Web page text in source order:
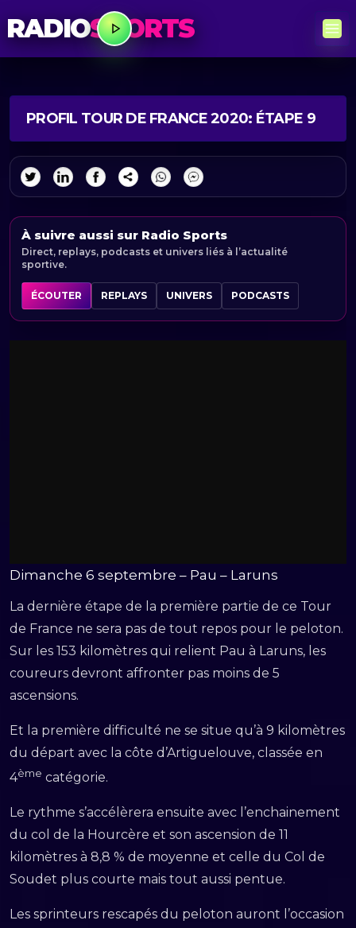
RADIOSPORTS
PROFIL TOUR DE FRANCE 2020: ÉTAPE 9
À suivre aussi sur Radio Sports
Direct, replays, podcasts et univers liés à l’actualité
sportive.
ÉCOUTER REPLAYS UNIVERS PODCASTS
Dimanche 6 septembre – Pau – Laruns
La dernière étape de la première partie de ce Tour
de France ne sera pas de tout repos pour le peloton.
Sur les 153 kilomètres qui relient Pau à Laruns, les
coureurs devront affronter pas moins de 5
ascensions.
Et la première difficulté ne se situe qu’à 9 kilomètres
du départ avec la côte d’Artiguelouve, classée en
4ème catégorie.
Le rythme s’accélèrera ensuite avec l’enchainement
du col de la Hourcère et son ascension de 11
kilomètres à 8,8 % de moyenne et celle du Col de
Soudet plus courte mais tout aussi pentue.
Les sprinteurs rescapés du peloton auront l’occasion